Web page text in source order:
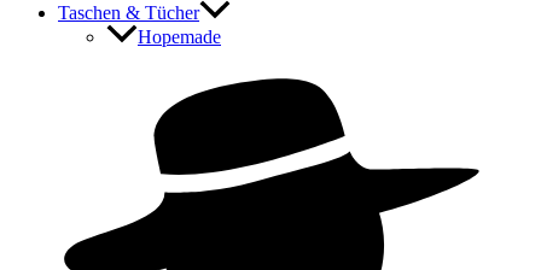
Taschen & Tücher
Hopemade